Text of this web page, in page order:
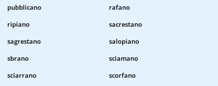
pubblicano
rafano
ripiano
sacrestano
sagrestano
salopiano
sbrano
sciamano
sciarrano
scorfano